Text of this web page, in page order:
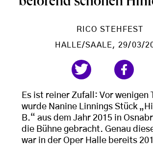
RICO STEHFEST
HALLE/SAALE , 29/03/
Es ist reiner Zufall: Vor wenigen
wurde Nanine Linnings Stück
B.“ aus dem Jahr 2015 in
die Bühne gebracht. Genau
war in der Oper Halle bereits